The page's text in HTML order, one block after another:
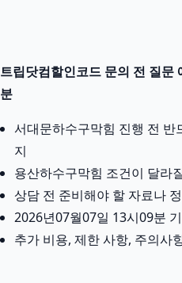
트립닷컴할인코드 문의 전 질문
분
서대문하수구막힘 진행 전 반
지
용산하수구막힘 조건이 달라
상담 전 준비해야 할 자료나
2026년07월07일 13시09분
추가 비용, 제한 사항, 주의사